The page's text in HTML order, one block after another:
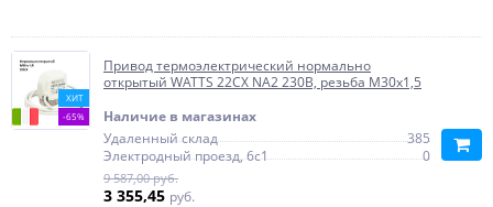
ХИТ
-65%
Привод термоэлектрический нормально
открытый WATTS 22CX NA2 230В, резьба М30х1,5
Наличие в магазинах
Удаленный склад
385
Электродный проезд, 6с1
0
9 587,00 руб.
3 355,45 руб.